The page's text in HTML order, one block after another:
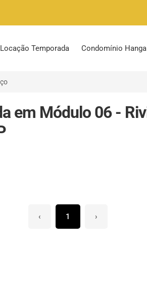
Locação Temporada Condomínio
em Módulo 06 -
‹ 1 ›